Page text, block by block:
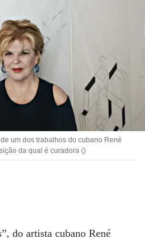
um dos trabalhos do cubano René
da qual é curadora ()
do artista cubano René